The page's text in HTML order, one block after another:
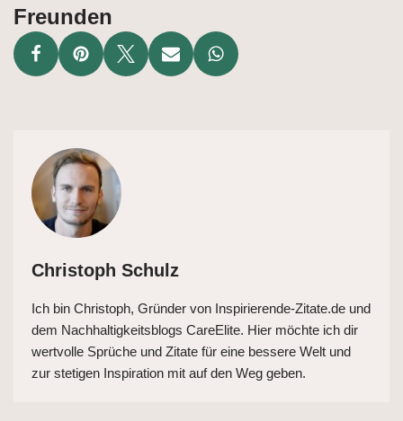
Freunden
Christoph Schulz
Ich bin Christoph, Gründer von Inspirierende-Zitate.de und
dem Nachhaltigkeitsblogs CareElite. Hier möchte ich dir
wertvolle Sprüche und Zitate für eine bessere Welt und
zur stetigen Inspiration mit auf den Weg geben.